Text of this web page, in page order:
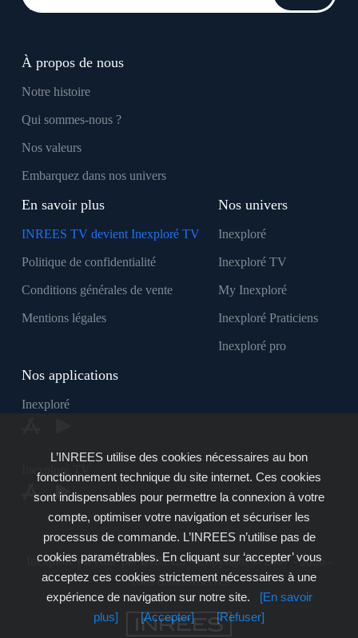
À propos de nous
Notre histoire
Qui sommes-nous ?
Nos valeurs
Embarquez dans nos univers
En savoir plus
INREES TV devient Inexploré TV
Politique de confidentialité
Conditions générales de vente
Mentions légales
Nos univers
Inexploré
Inexploré TV
My Inexploré
Inexploré Praticiens
Inexploré pro
Nos applications
Inexploré
Inexploré TV
Inexploré est édité par INREES - Copyright © 2007 - 2026 -
Tous droits réservés
L’INREES utilise des cookies nécessaires au bon
fonctionnement technique du site internet. Ces cookies
sont indispensables pour permettre la connexion à votre
compte, optimiser votre navigation et sécuriser les
processus de commande. L’INREES n’utilise pas de
cookies paramétrables. En cliquant sur ‘accepter’ vous
acceptez ces cookies strictement nécessaires à une
expérience de navigation sur notre site.
[En savoir
plus]
[Accepter] [Refuser]